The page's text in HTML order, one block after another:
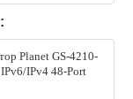
Planet GS-4210-
IPv4 48-Port